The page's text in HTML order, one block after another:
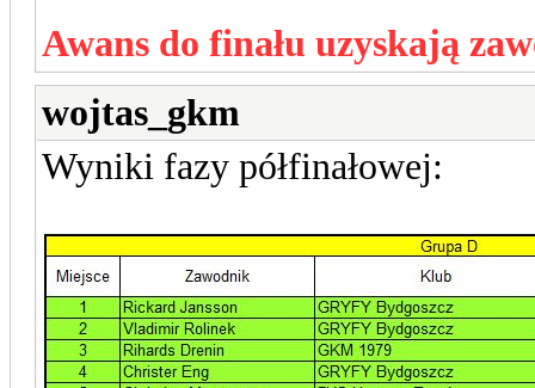
Awans do finału uzyskają
wojtas_gkm
Wyniki fazy półfinałowej: